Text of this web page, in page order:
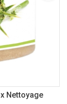
Nettoyage